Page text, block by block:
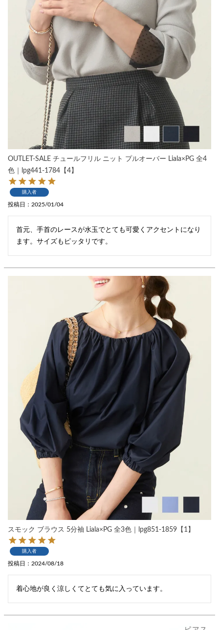
OUTLET-SALE チュールフリル ニット プルオーバー Liala×PG 全4
色｜lpg441-1784【4】
購入者
投稿日 2025/01/04
首元、手首のレースが水玉でとても可愛くアクセントになり
ます。サイズもピッタリです。
スモック ブラウス 5分袖 Liala×PG 全3色｜lpg851-1859【1】
購入者
投稿日 2024/08/18
着心地が良く涼しくてとても気に入っています。